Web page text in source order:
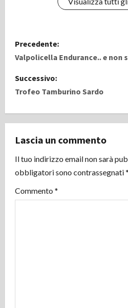
N
a
v
g
a
z
i
o
Precedente:
Valpolicella Endurance.. e non
Successivo:
Trofeo Tamburino Sardo
Lascia un commento
Il tuo indirizzo email non sarà
obbligatori sono contrassegnati*
Commento *